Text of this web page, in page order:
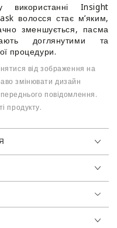
Insight
волосся стає м’яким,
зменшується, пасма
доглянутими та
процедури.
від зображення на
змінювати дизайн
повідомлення.
продукту.